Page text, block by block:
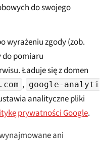
do swojego
wyrażeniu zgody (zob.
do pomiaru
Ładuje się z domen
, google-analyti
analityczne pliki
prywatności Google.
ani